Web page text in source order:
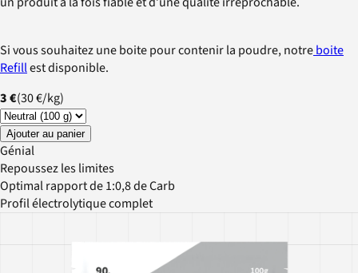
Si vous souhaitez une boite pour contenir la poudre, notreboite
Refillest disponible.
3 €(30 €/kg)
Ajouter au panier
Génial
Repoussez les limites
Optimal rapport de 1:0,8 de Carb
Profil électrolytique complet